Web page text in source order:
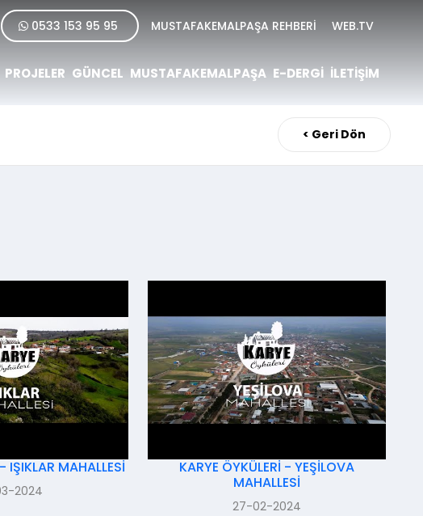
0533 153 95 95 MUSTAFAKEMALPAŞA REHBERİ WEB.TV
PROJELER GÜNCEL MUSTAFAKEMALPAŞA E-DERGİ İLETİŞİM
< Geri Dön
IŞIKLAR MAHALLESİ
2024
KARYE ÖYKÜLERİ - YEŞİLOVA
MAHALLESİ
27-02-2024